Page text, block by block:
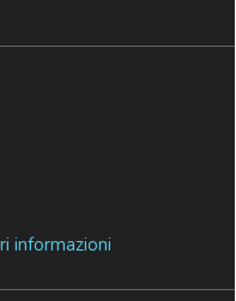
informazioni